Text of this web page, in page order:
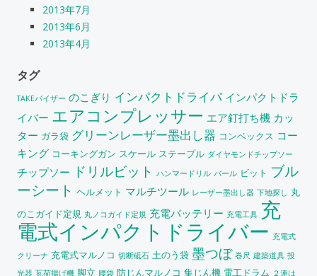
2013年7月
2013年6月
2013年4月
タグ
TAKEバイザー のこぎり インパクトドライバ インパクトドラ
イバー エアコンプレッサー エア釘打ち機 カッ
ター ガラ袋 グリーンレーザー墨出し器 コンベックス コー
キング コーキングガン スケール ステープル ダイヤモンドチップソー
チップソー ドリルビット ハンマードリル バール ビット ブル
ーシート ヘルメット マルチツール レーザー墨出し器 下地探し 丸
のこガイド定規 丸ノコガイド定規 充電バッテリー 充電工具 充
電式インパクトドライバー 充電式
クリーナ 充電式マルノコ 切断砥石 土のう袋 墨つぼ 巻尺 建築道具 投
光器 瓦荷揚げ機 脚立 腰袋 防じんマルノコ 集じん機 電工ドラム ２連は